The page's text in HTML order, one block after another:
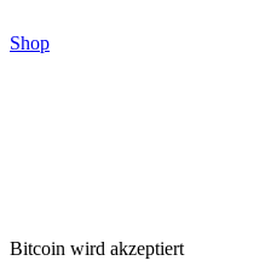
Shop
Bitcoin wird akzeptiert